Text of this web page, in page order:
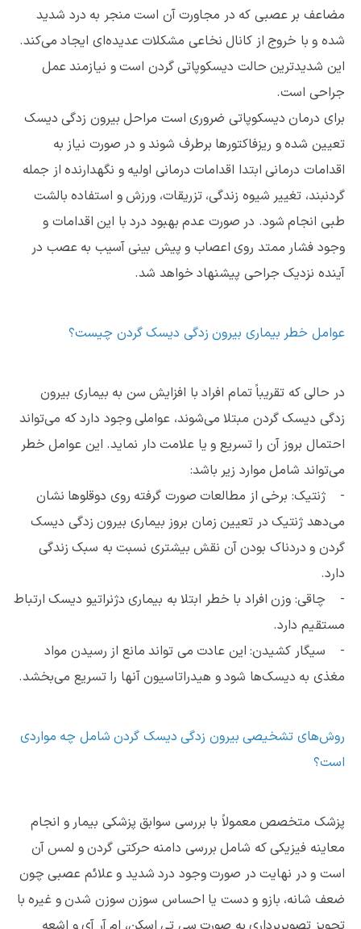
مضاعف بر عصبی که در مجاورت آن است منجر به درد شدید
شده و با خروج از کانال نخاعی مشکلات عدیده‌ای ایجاد می‌کند.
این شدیدترین حالت دیسکوپاتی گردن است و نیازمند عمل
جراحی است.
برای درمان دیسکوپاتی ضروری است مراحل بیرون زدگی دیسک
تعیین شده و ریزفاکتورها برطرف شوند و در صورت نیاز به
اقدامات درمانی ابتدا اقدامات درمانی اولیه و نگهدارنده از جمله
گردنبند، تغییر شیوه زندگی، تزریقات، ورزش و استفاده بالشت
طبی انجام شود. در صورت عدم بهبود درد با این اقدامات و
وجود فشار ممتد روی اعصاب و پیش بینی آسیب به عصب در
آینده نزدیک جراحی پیشنهاد خواهد شد.
عوامل خطر بیماری بیرون زدگی دیسک گردن چیست؟
در حالی که تقریباً تمام افراد با افزایش سن به بیماری بیرون
زدگی دیسک گردن مبتلا می‌شوند، عواملی وجود دارد که می‌تواند
احتمال بروز آن را تسریع و یا علامت دار نماید. این عوامل خطر
می‌تواند شامل موارد زیر باشد:
- ژنتیک: برخی از مطالعات صورت گرفته روی دوقلوها نشان
می‌دهد ژنتیک در تعیین زمان بروز بیماری بیرون زدگی دیسک
گردن و دردناک بودن آن نقش بیشتری نسبت به سبک زندگی
دارد.
- چاقی: وزن افراد با خطر ابتلا به بیماری دژنراتیو دیسک ارتباط
مستقیم دارد.
- سیگار کشیدن: این عادت می تواند مانع از رسیدن مواد
مغذی به دیسک‌ها شود و هیدراتاسیون آنها را تسریع می‌بخشد.
روش‌های تشخیصی بیرون زدگی دیسک گردن شامل چه مواردی
است؟
پزشک متخصص معمولاً با بررسی سوابق پزشکی بیمار و انجام
معاینه فیزیکی که شامل بررسی دامنه حرکتی گردن و لمس آن
است و در نهایت در صورت وجود درد شدید و علائم عصبی چون
ضعف شانه، بازو و دست یا احساس سوزن سوزن شدن و غیره با